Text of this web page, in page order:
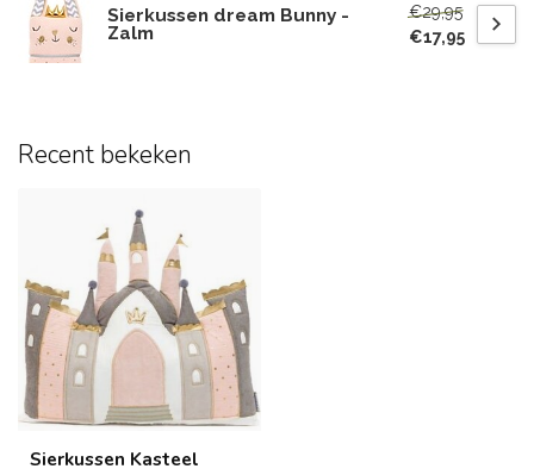
Sierkussen dream Bunny -
Zalm
€29,95
€17,95
Recent bekeken
Sierkussen Kasteel